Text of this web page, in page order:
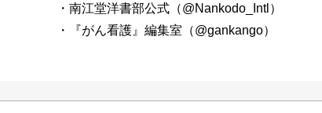
・南江堂洋書部公式（@Nankodo_Intl）
・『がん看護』編集室（@gankango）